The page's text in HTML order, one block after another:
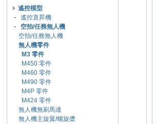
遙控模型
- 遙控直昇機
- 空拍/任務無人機
空拍/任務無人機
無人機零件
M3 零件
M450 零件
M460 零件
M490 零件
M4P 零件
M424 零件
無人機無刷馬達
無人機主旋翼/螺旋槳